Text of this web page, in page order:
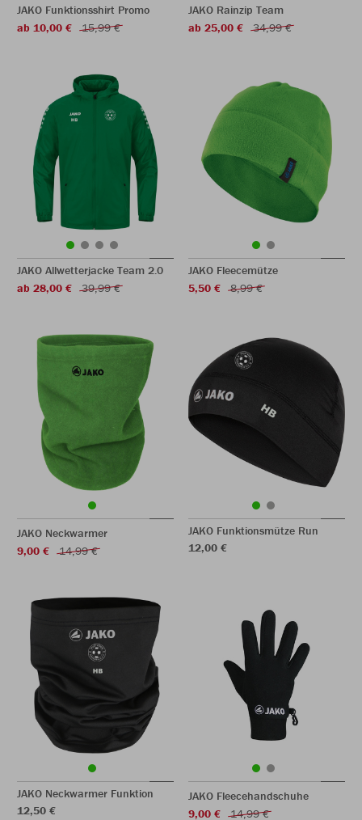
JAKO Funktionsshirt Promo
ab 10,00 €
15,99 €
JAKO Rainzip Team
ab 25,00 €
34,99 €
JAKO Allwetterjacke Team 2.0
ab 28,00 €
39,99 €
JAKO Fleecemütze
5,50 €
8,99 €
JAKO Neckwarmer
9,00 €
14,99 €
JAKO Funktionsmütze Run
12,00 €
JAKO Neckwarmer Funktion
12,50 €
JAKO Fleecehandschuhe
9,00 €
14,99 €